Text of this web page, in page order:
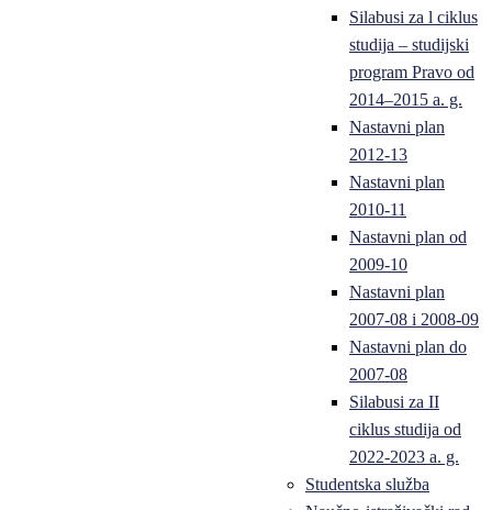
Silabusi za l ciklus
studija – studijski
program Pravo od
2014–2015 a. g.
Nastavni plan
2012-13
Nastavni plan
2010-11
Nastavni plan od
2009-10
Nastavni plan
2007-08 i 2008-09
Nastavni plan do
2007-08
Silabusi za II
ciklus studija od
2022-2023 a. g.
Studentska služba